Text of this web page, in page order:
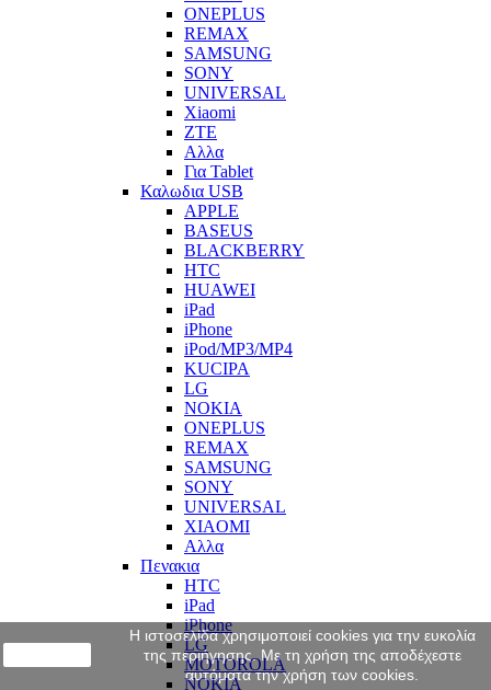
ONEPLUS
REMAX
SAMSUNG
SONY
UNIVERSAL
Xiaomi
ZTE
Αλλα
Για Tablet
Καλωδια USB
APPLE
BASEUS
BLACKBERRY
HTC
HUAWEI
iPad
iPhone
iPod/MP3/MP4
KUCIPA
LG
NOKIA
ONEPLUS
REMAX
SAMSUNG
SONY
UNIVERSAL
XIAOMI
Αλλα
Πενακια
HTC
iPad
iPhone
LG
MOTOROLA
NOKIA
Η ιστοσελίδα χρησιμοποιεί cookies για την ευκολία
της περιήγησης. Με τη χρήση της αποδέχεστε
αυτόματα την χρήση των cookies.